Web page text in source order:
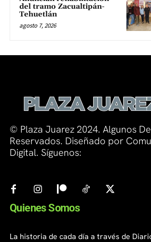
del tramo Zacualtipán-
Tehuetlán
agosto 7, 2026
© Plaza Juarez 2024. Algunos
Reservados. Diseñado por
Digital. Síguenos:
Quienes Somos
La historia de cada día a través de